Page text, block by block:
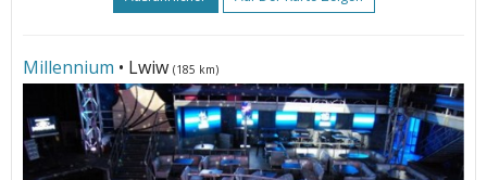
Millennium • Lwiw (185 km)